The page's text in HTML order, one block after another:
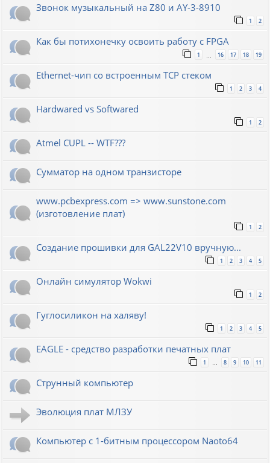
Звонок музыкальный на Z80 и AY-3-8910
1 2
Как бы потихонечку освоить работу с FPGA
1 16 17 18 19
Ethernet-чип со встроенным TCP стеком
1 2 3 4
Hardwared vs Softwared
1 2
Atmel CUPL -- WTF???
Сумматор на одном транзисторе
www.pcbexpress.com => www.sunstone.com
(изготовление плат)
1 2
Создание прошивки для GAL22V10 вручную...
1 2 3 4 5
Онлайн симулятор Wokwi
1 2
Гуглосиликон на халяву!
1 2 3 4 5
EAGLE - средство разработки печатных плат
1 … 8 9 10 11
Струнный компьютер
Эволюция плат МЛЗУ
Компьютер с 1-битным процессором Naoto64